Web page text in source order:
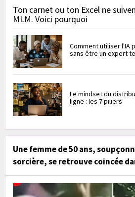
Ton carnet ou ton Excel ne
MLM. Voici pourquoi
Comment utiliser l'IA
sans être un expert
Le mindset du
ligne : les 7 piliers
Une femme de 50 ans,
sorcière, se retrouve coincée